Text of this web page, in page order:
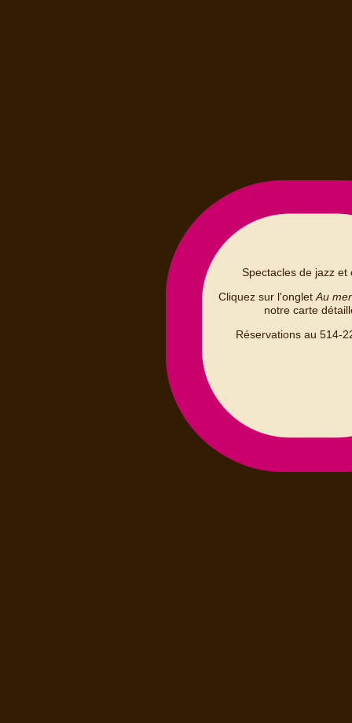
Spectacles de jazz et
Cliquez sur l'onglet Au
notre carte
Réservations au 514-